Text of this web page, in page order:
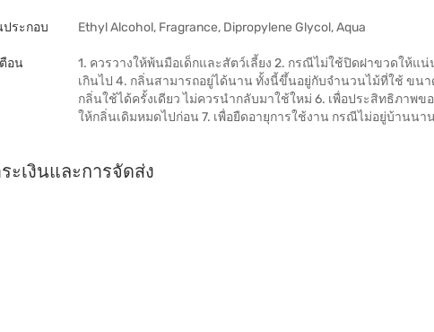
ระกอบ Ethyl Alcohol, Fragrance, Dipropylene Glycol, Aqua
อน
1. ควรวางให้พ้นมือเด็กและสัตว์เลี้ยง 2. กรณีไม่ใช้ปิดฝาขวดให้แ
เกินไป 4. กลิ่นสามารถอยู่ได้นาน ทั้งนี้ขึ้นอยู่กับจำนวนไม้ที่ใช้ ขน
กลิ่นใช้ได้ครั้งเดียว ไม่ควรนำกลับมาใช้ใหม่ 6. เพื่อประสิทธิภาพ
ให้กลิ่นเดิมหมดไปก่อน 7. เพื่อยืดอายุการใช้งาน กรณีไม่อยู่บ้านน
ะเงินและการจัดส่ง